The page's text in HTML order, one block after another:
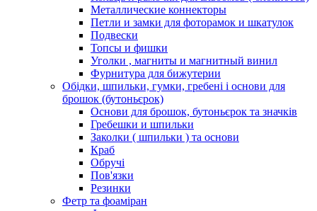
Металлические коннекторы
Петли и замки для фоторамок и шкатулок
Подвески
Топсы и фишки
Уголки , магниты и магнитный винил
Фурнитура для бижутерии
Обідки, шпильки, гумки, гребені і основи для
брошок (бутоньєрок)
Основи для брошок, бутоньєрок та значків
Гребешки и шпильки
Заколки ( шпильки ) та основи
Краб
Обручі
Пов'язки
Резинки
Фетр та фоаміран